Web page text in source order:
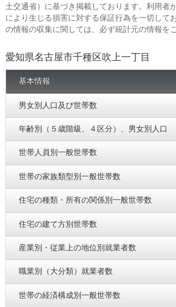
土交通省）に基づき掲載しております。利用者
により生じる損害に対する保証行為を一切して
の情報の収集に関しては、必ず統計元の情報を
愛知県名古屋市千種区吹上一丁目
基本情報
男女別人口及び世帯数
年齢別（５歳階級、４区分）、男女別人口
世帯人員別一般世帯数
世帯の家族類型別一般世帯数
住宅の種類・所有の関係別一般世帯数
住宅の建て方別世帯数
産業別・従業上の地位別就業者数
職業別（大分類）就業者数
世帯の経済構成別一般世帯数